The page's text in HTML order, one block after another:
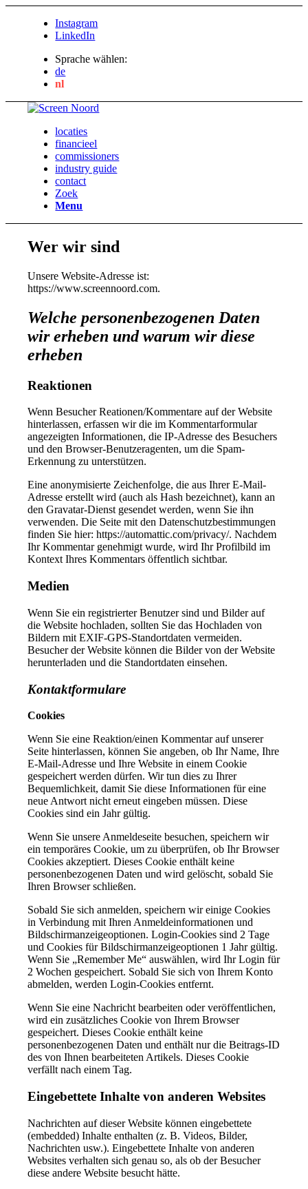
Instagram
LinkedIn
Sprache wählen:
de
nl
locaties
financieel
commissioners
industry guide
contact
Zoek
Menu
Wer wir sind
Unsere Website-Adresse ist:
https://www.screennoord.com.
Welche personenbezogenen Daten
wir erheben und warum wir diese
erheben
Reaktionen
Wenn Besucher Reationen/Kommentare auf der Website
hinterlassen, erfassen wir die im Kommentarformular
angezeigten Informationen, die IP-Adresse des Besuchers
und den Browser-Benutzeragenten, um die Spam-
Erkennung zu unterstützen.
Eine anonymisierte Zeichenfolge, die aus Ihrer E-Mail-
Adresse erstellt wird (auch als Hash bezeichnet), kann an
den Gravatar-Dienst gesendet werden, wenn Sie ihn
verwenden. Die Seite mit den Datenschutzbestimmungen
finden Sie hier: https://automattic.com/privacy/. Nachdem
Ihr Kommentar genehmigt wurde, wird Ihr Profilbild im
Kontext Ihres Kommentars öffentlich sichtbar.
Medien
Wenn Sie ein registrierter Benutzer sind und Bilder auf
die Website hochladen, sollten Sie das Hochladen von
Bildern mit EXIF-GPS-Standortdaten vermeiden.
Besucher der Website können die Bilder von der Website
herunterladen und die Standortdaten einsehen.
Kontaktformulare
Cookies
Wenn Sie eine Reaktion/einen Kommentar auf unserer
Seite hinterlassen, können Sie angeben, ob Ihr Name, Ihre
E-Mail-Adresse und Ihre Website in einem Cookie
gespeichert werden dürfen. Wir tun dies zu Ihrer
Bequemlichkeit, damit Sie diese Informationen für eine
neue Antwort nicht erneut eingeben müssen. Diese
Cookies sind ein Jahr gültig.
Wenn Sie unsere Anmeldeseite besuchen, speichern wir
ein temporäres Cookie, um zu überprüfen, ob Ihr Browser
Cookies akzeptiert. Dieses Cookie enthält keine
personenbezogenen Daten und wird gelöscht, sobald Sie
Ihren Browser schließen.
Sobald Sie sich anmelden, speichern wir einige Cookies
in Verbindung mit Ihren Anmeldeinformationen und
Bildschirmanzeigeoptionen. Login-Cookies sind 2 Tage
und Cookies für Bildschirmanzeigeoptionen 1 Jahr gültig.
Wenn Sie „Remember Me“ auswählen, wird Ihr Login für
2 Wochen gespeichert. Sobald Sie sich von Ihrem Konto
abmelden, werden Login-Cookies entfernt.
Wenn Sie eine Nachricht bearbeiten oder veröffentlichen,
wird ein zusätzliches Cookie von Ihrem Browser
gespeichert. Dieses Cookie enthält keine
personenbezogenen Daten und enthält nur die Beitrags-ID
des von Ihnen bearbeiteten Artikels. Dieses Cookie
verfällt nach einem Tag.
Eingebettete Inhalte von anderen Websites
Nachrichten auf dieser Website können eingebettete
(embedded) Inhalte enthalten (z. B. Videos, Bilder,
Nachrichten usw.). Eingebettete Inhalte von anderen
Websites verhalten sich genau so, als ob der Besucher
diese andere Website besucht hätte.